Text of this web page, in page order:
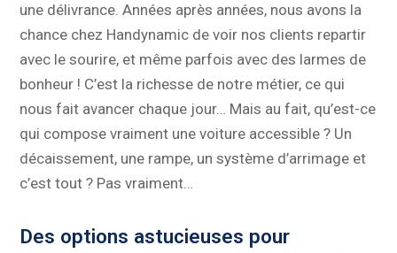
une délivrance. Années après années, nous avons la
chance chez Handynamic de voir nos clients repartir
avec le sourire, et même parfois avec des larmes de
bonheur ! C’est la richesse de notre métier, ce qui
nous fait avancer chaque jour… Mais au fait, qu’est-ce
qui compose vraiment une voiture accessible ? Un
décaissement, une rampe, un système d’arrimage et
c’est tout ? Pas vraiment…
Des options astucieuses pour